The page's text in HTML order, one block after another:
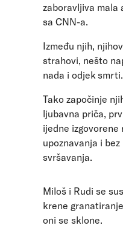
zaboravljiva mala
sa CNN-a.
Između njih,
strahovi, nešto
nada i odjek smrti.
Tako započinje
ljubavna priča,
ijedne izgovorene
upoznavanja i bez
svršavanja.
Miloš i Rudi se
krene
oni se sklone.